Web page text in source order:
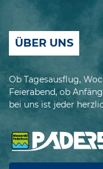
ÜBER UNS
Ob Tagesausflug,
Feierabend, ob
bei uns ist jeder